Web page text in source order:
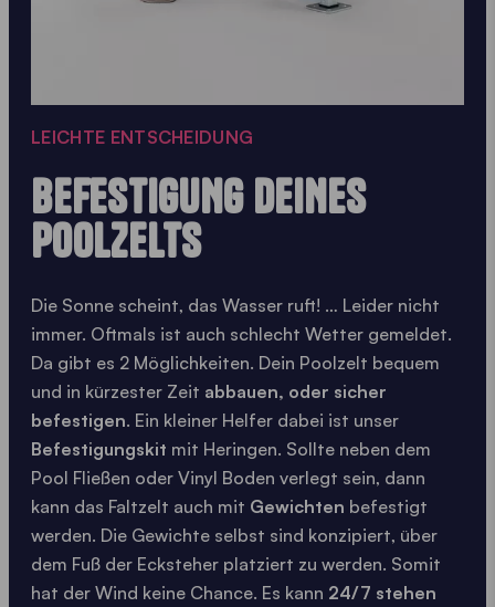
LEICHTE ENTSCHEIDUNG
BEFESTIGUNG DEINES
POOLZELTS
Die Sonne scheint, das Wasser ruft! … Leider nicht
immer. Oftmals ist auch schlecht Wetter gemeldet.
Da gibt es 2 Möglichkeiten. Dein Poolzelt bequem
und in kürzester Zeit abbauen, oder sicher
befestigen. Ein kleiner Helfer dabei ist unser
Befestigungskit mit Heringen. Sollte neben dem
Pool Fließen oder Vinyl Boden verlegt sein, dann
kann das Faltzelt auch mit Gewichten befestigt
werden. Die Gewichte selbst sind konzipiert, über
dem Fuß der Ecksteher platziert zu werden. Somit
hat der Wind keine Chance. Es kann 24/7 stehen